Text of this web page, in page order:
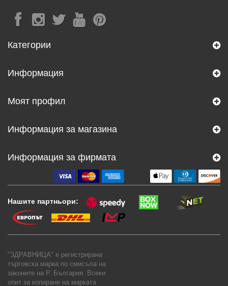
Категории
Информация
Моят профил
Информация за магазина
Информация за фирмата
Нашите партньори:
"ЗДРАВНИЦА" е регистрирана
търговска марка по смисъла на
законите на Р. България. Всеки
опит за копиране на марката